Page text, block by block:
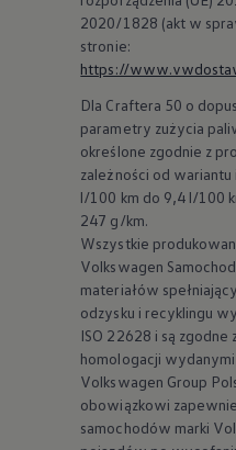
https://
Dla Craftera 50 o
parametry zużycia
zależności od
l/100 km do 9,4 l/100
247 g/km.
Wszystkie
Volkswagen
materiałów
odzysku i recyklingu
ISO 22628 i są
homologacji
VolkswagenGroup
obowiązkowi
samochodów marki
pojazdów po
wymaganiami ustawy
pojazdów wycofanych